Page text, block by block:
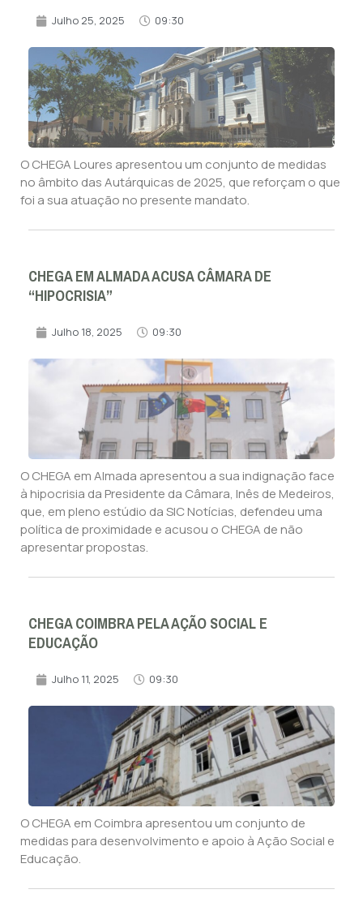
Julho 25, 2025 09:30
O CHEGA Loures apresentou um conjunto de medidas
no âmbito das Autárquicas de 2025, que reforçam o que
foi a sua atuação no presente mandato.
CHEGA EM ALMADA ACUSA CÂMARA DE
“HIPOCRISIA”
Julho 18, 2025 09:30
O CHEGA em Almada apresentou a sua indignação face
à hipocrisia da Presidente da Câmara, Inês de Medeiros,
que, em pleno estúdio da SIC Notícias, defendeu uma
política de proximidade e acusou o CHEGA de não
apresentar propostas.
CHEGA COIMBRA PELA AÇÃO SOCIAL E
EDUCAÇÃO
Julho 11, 2025 09:30
O CHEGA em Coimbra apresentou um conjunto de
medidas para desenvolvimento e apoio à Ação Social e
Educação.